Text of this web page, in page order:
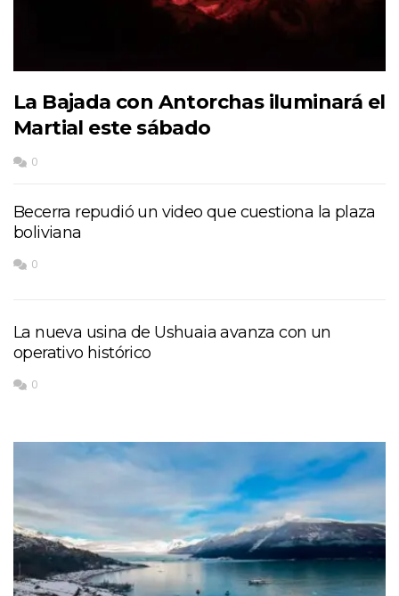
La Bajada con Antorchas iluminará el
Martial este sábado
0
Becerra repudió un video que cuestiona la plaza
boliviana
0
La nueva usina de Ushuaia avanza con un
operativo histórico
0